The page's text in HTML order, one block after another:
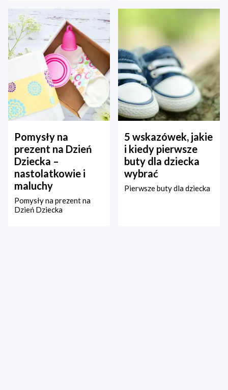
Pomysły na
prezent na Dzień
Dziecka –
nastolatkowie i
maluchy
Pomysły na prezent na
Dzień Dziecka
5 wskazówek, jakie
i kiedy pierwsze
buty dla dziecka
wybrać
Pierwsze buty dla dziecka